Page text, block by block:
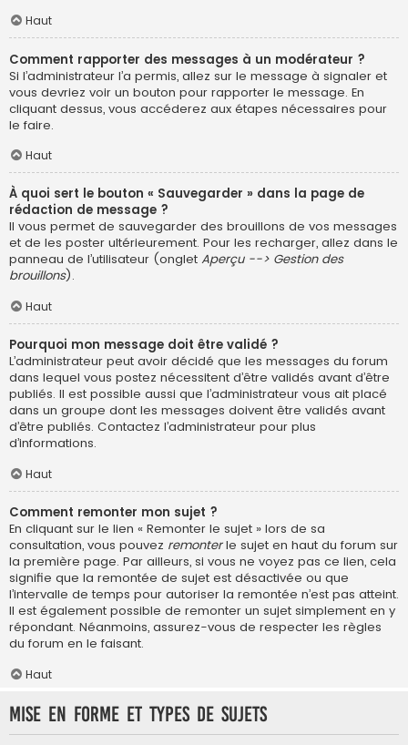
Haut
Comment rapporter des messages à un modérateur ?
Si l’administrateur l’a permis, allez sur le message à signaler et
vous devriez voir un bouton pour rapporter le message. En
cliquant dessus, vous accéderez aux étapes nécessaires pour
le faire.
Haut
À quoi sert le bouton « Sauvegarder » dans la page de
rédaction de message ?
Il vous permet de sauvegarder des brouillons de vos messages
et de les poster ultérieurement. Pour les recharger, allez dans le
panneau de l’utilisateur (onglet Aperçu --> Gestion des
brouillons).
Haut
Pourquoi mon message doit être validé ?
L’administrateur peut avoir décidé que les messages du forum
dans lequel vous postez nécessitent d’être validés avant d’être
publiés. Il est possible aussi que l’administrateur vous ait placé
dans un groupe dont les messages doivent être validés avant
d’être publiés. Contactez l’administrateur pour plus
d’informations.
Haut
Comment remonter mon sujet ?
En cliquant sur le lien « Remonter le sujet » lors de sa
consultation, vous pouvez remonterle sujet en haut du forum sur
la première page. Par ailleurs, si vous ne voyez pas ce lien, cela
signifie que la remontée de sujet est désactivée ou que
l’intervalle de temps pour autoriser la remontée n’est pas atteint.
Il est également possible de remonter un sujet simplement en y
répondant. Néanmoins, assurez-vous de respecter les règles
du forum en le faisant.
Haut
Mise en forme et types de sujets